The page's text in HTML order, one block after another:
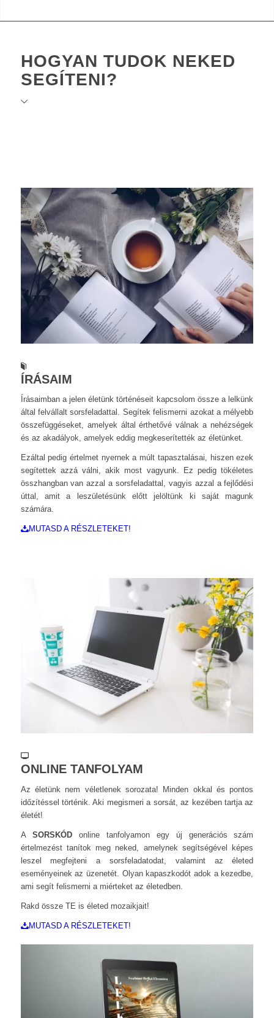
HOGYAN TUDOK NEKED
SEGÍTENI?
ÍRÁSAIM
Írásaimban a jelen életünk történéseit kapcsolom össze a lelkünk
által felvállalt sorsfeladattal. Segítek felismerni azokat a mélyebb
összefüggéseket, amelyek által érthetővé válnak a nehézségek
és az akadályok, amelyek eddig megkeserítették az életünket.
Ezáltal pedig értelmet nyernek a múlt tapasztalásai, hiszen ezek
segítettek azzá válni, akik most vagyunk. Ez pedig tökéletes
összhangban van azzal a sorsfeladattal, vagyis azzal a fejlődési
úttal, amit a leszületésünk előtt jelöltünk ki saját magunk
számára.
MUTASD A RÉSZLETEKET!
ONLINE TANFOLYAM
Az életünk nem véletlenek sorozata! Minden okkal és pontos
időzítéssel történik. Aki megismeri a sorsát, az kezében tartja az
életét!
ASORSKÓD online tanfolyamon egy új generációs szám
értelmezést tanítok meg neked, amelynek segítségével képes
leszel megfejteni a sorsfeladatodat, valamint az életed
eseményeinek az üzenetét. Olyan kapaszkodót adok a kezedbe,
ami segít felismerni a miérteket az életedben.
Rakd össze TE is életed mozaikjait!
MUTASD A RÉSZLETEKET!